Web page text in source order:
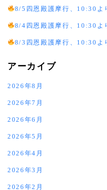
8/5四恩殿護摩行、10:30よ
8/4四恩殿護摩行、10:30よ
8/3四恩殿護摩行、10:30よ
アーカイブ
2026年8月
2026年7月
2026年6月
2026年5月
2026年4月
2026年3月
2026年2月